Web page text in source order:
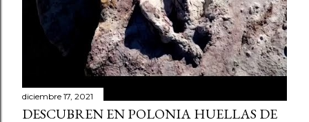
diciembre 17, 2021
DESCUBREN EN POLONIA HUELLAS DE